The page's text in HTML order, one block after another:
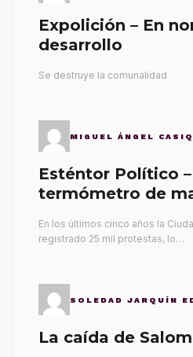
Expolición – En
desarrollo
Se destruye la comunalidad
MIGUEL ÁNGEL
Esténtor Político
termómetro de
En los últimos cinco años la
registrado 25 mil protestas, lo…
SOLEDAD JARQUÍN
La caída de